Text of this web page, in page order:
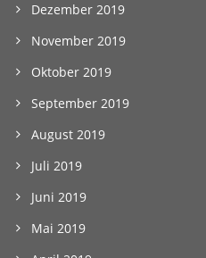
Dezember 2019
November 2019
Oktober 2019
September 2019
August 2019
Juli 2019
Juni 2019
Mai 2019